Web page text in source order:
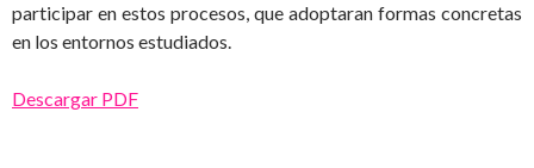
participar en estos procesos, que adoptaran formas concretas
en los entornos estudiados.
Descargar PDF